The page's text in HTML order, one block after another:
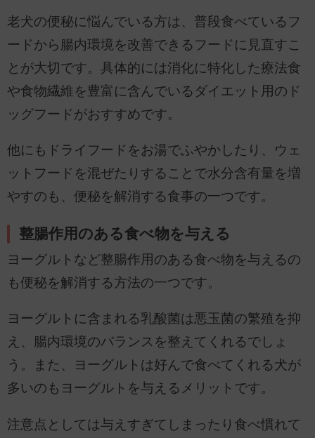
老犬の便秘に悩んでいる方は、普段食べているフ
ードから腸内環境を改善できるフードに見直すこ
とが大切です。具体的には消化に特化した療法食
や食物繊維を豊富に含んでいるダイエット用のド
ッグフードがおすすめです。
他にもドライフードをお湯でふやかしたり、ウェ
ットフードを混ぜたりすることで水分含有量を増
やすのも、便秘を解消する食事の一つです。
整腸作用のある食べ物を与える
ヨーグルトなど整腸作用のある食べ物を与えるの
も便秘を解消する方法の一つです。
ヨーグルトに含まれる乳酸菌は悪玉菌の繁殖を抑
え、腸内環境のバランスを整えてくれるでしょ
う。また、ヨーグルトは好んで食べてくれる犬が
多いのもヨーグルトを与えるメリットです。
注意点としては与えすぎてしまったり食べ慣れて